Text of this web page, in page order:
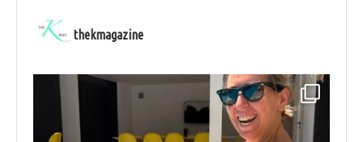
thekmagazine